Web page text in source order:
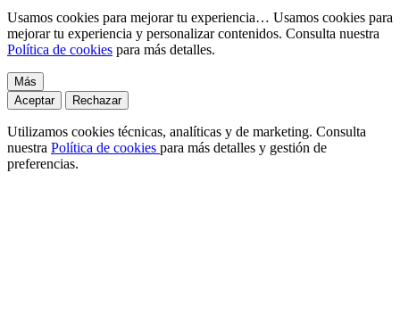
Usamos cookies para mejorar tu experiencia… Usamos cookies para
mejorar tu experiencia y personalizar contenidos. Consulta nuestra
Política de cookies para más detalles.
Más
Aceptar
Rechazar
Utilizamos cookies técnicas, analíticas y de marketing. Consulta
nuestra Política de cookies para más detalles y gestión de
preferencias.